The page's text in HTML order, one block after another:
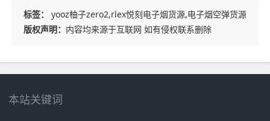
标签：
yooz柚子zero2,rlex悦刻电子烟货源,电子烟空弹货源
版权声明： 内容均来源于互联网 如有侵权联系删除
本站关键词